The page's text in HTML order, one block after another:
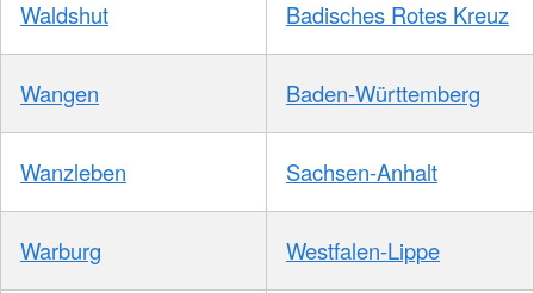
Waldshut Badisches Rotes Kreuz
Wangen Baden-Württemberg
Wanzleben Sachsen-Anhalt
Warburg Westfalen-Lippe